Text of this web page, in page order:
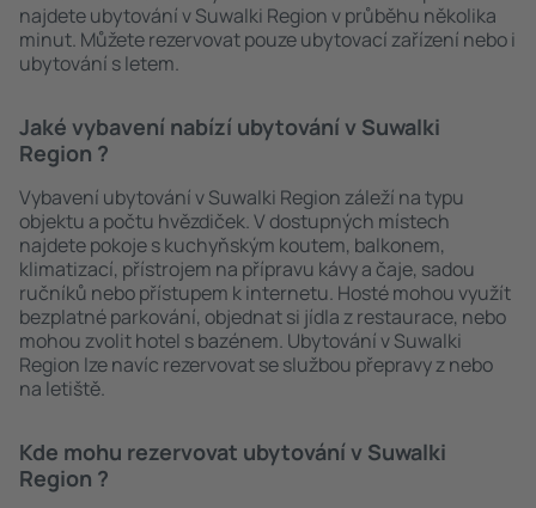
najdete ubytování v Suwalki Region v průběhu několika
minut. Můžete rezervovat pouze ubytovací zařízení nebo i
ubytování s letem.
Jaké vybavení nabízí ubytování v Suwalki
Region ?
Vybavení ubytování v Suwalki Region záleží na typu
objektu a počtu hvězdiček. V dostupných místech
najdete pokoje s kuchyňským koutem, balkonem,
klimatizací, přístrojem na přípravu kávy a čaje, sadou
ručníků nebo přístupem k internetu. Hosté mohou využít
bezplatné parkování, objednat si jídla z restaurace, nebo
mohou zvolit hotel s bazénem. Ubytování v Suwalki
Region lze navíc rezervovat se službou přepravy z nebo
na letiště.
Kde mohu rezervovat ubytování v Suwalki
Region ?